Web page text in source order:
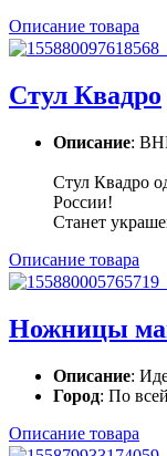
Описание товара
Стул Квадро
Описание:
Стул Квадро
России!
Станет
Описание товара
Ножницы
Описание:
Город: По
Описание товара